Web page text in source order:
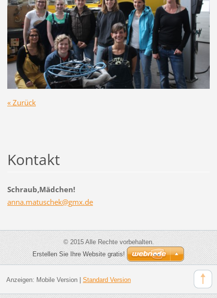
« Zurück
Kontakt
Schraub,Mädchen!
anna.matuschek@gmx.de
© 2015 Alle Rechte vorbehalten.
Erstellen Sie Ihre Website gratis!
Anzeigen: Mobile Version| Standard Version